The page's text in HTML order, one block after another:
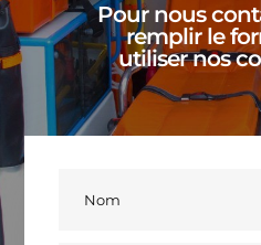
Pour nous
remplir le
utiliser nos